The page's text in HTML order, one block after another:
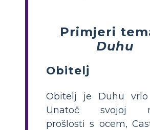
Primjeri
Duhu
Obitelj
Obitelj je Duhu vrlo
Unatoč svojoj
prošlosti s ocem,